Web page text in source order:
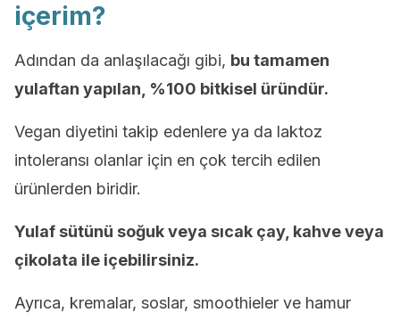
içerim?
Adından da anlaşılacağı gibi, bu tamamen
yulaftan yapılan, %100 bitkisel üründür.
Vegan diyetini takip edenlere ya da laktoz
intoleransı olanlar için en çok tercih edilen
ürünlerden biridir.
Yulaf sütünü soğuk veya sıcak çay, kahve veya
çikolata ile içebilirsiniz.
Ayrıca, kremalar, soslar, smoothieler ve hamur